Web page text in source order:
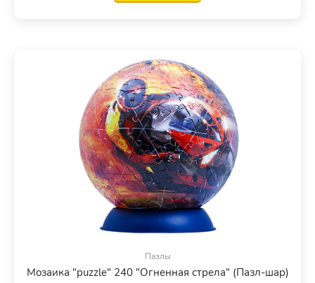
Пазлы
Мозаика "puzzle" 240 "Огненная стрела" (Пазл-шар)